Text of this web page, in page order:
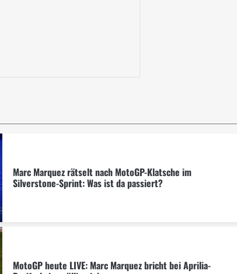
Marc Marquez rätselt nach MotoGP-Klatsche im
Silverstone-Sprint: Was ist da passiert?
MotoGP heute LIVE: Marc Marquez bricht bei Aprilia-